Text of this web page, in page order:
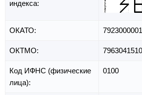
индекса:
ОКАТО:
ОКТМО:
Код ИФНС (физические
лица):
0100